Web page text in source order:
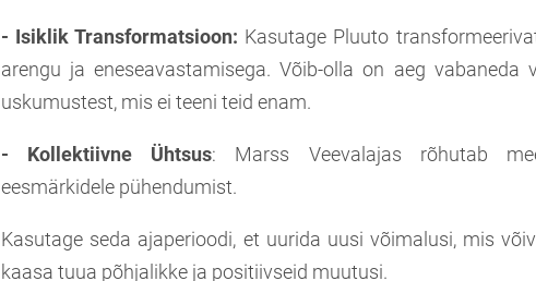
- Isiklik Transformatsioon: Kasutage Pluuto
arengu ja eneseavastamisega. Võib-olla on aeg vabaneda
uskumustest, mis ei teeni teid enam.
- Kollektiivne Ühtsus: Marss Veevalajas rõhutab
eesmärkidele pühendumist.
Kasutage seda ajaperioodi, et uurida uusi võimalusi, mis
kaasa tuua põhjalikke ja positiivseid muutusi.